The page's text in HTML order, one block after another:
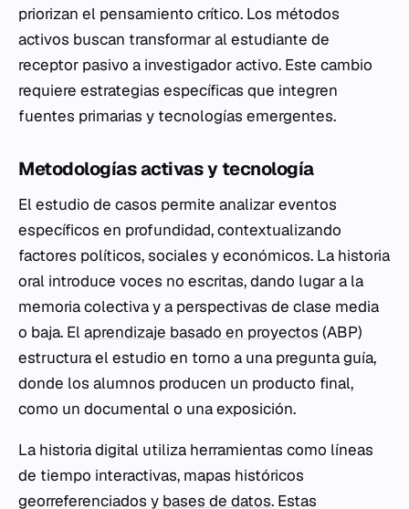
priorizan el pensamiento crítico. Los métodos
activos buscan transformar al estudiante de
receptor pasivo a investigador activo. Este cambio
requiere estrategias específicas que integren
fuentes primarias y tecnologías emergentes.
Metodologías activas y tecnología
El estudio de casos permite analizar eventos
específicos en profundidad, contextualizando
factores políticos, sociales y económicos. La historia
oral introduce voces no escritas, dando lugar a la
memoria colectiva y a perspectivas de clase media
o baja. Elaprendizaje basado en proyectos (ABP)
estructura el estudio en torno a una pregunta guía,
donde los alumnos producen un producto final,
como un documental o una exposición.
La historia digital utiliza herramientas como líneas
de tiempo interactivas, mapas históricos
georreferenciados y bases de datos. Estas